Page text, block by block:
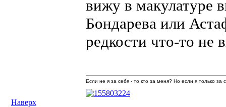
вижу в макулатуре
Бондарева или
редкости что-то не
Наверх
Если не я за себя - то кто за меня? Но если я только